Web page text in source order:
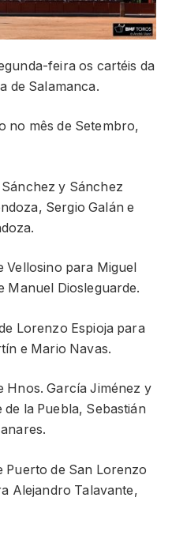
feira os cartéis da
de Salamanca.
no mês de Setembro,
y Sánchez
Sergio Galán e
Vellosino para Miguel
Manuel Diosleguarde.
Lorenzo Espioja para
e Mario Navas.
Hnos. García Jiménez y
la Puebla, Sebastián
Puerto de San Lorenzo
Alejandro Talavante,